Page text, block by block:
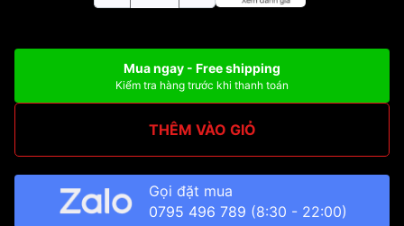
Mua ngay - Free shipping
Kiểm tra hàng trước khi thanh toán
THÊM VÀO GIỎ
Gọi đặt mua
0795 496 789 (8:30 - 22:00)